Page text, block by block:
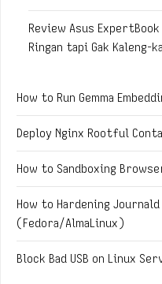
Review Asus ExpertBook
Ringan tapi Gak Kaleng-
How to Run Gemma
Deploy Nginx Rootful
How to Sandboxing
How to Hardening
(Fedora/AlmaLinux)
Block Bad USB on Linux